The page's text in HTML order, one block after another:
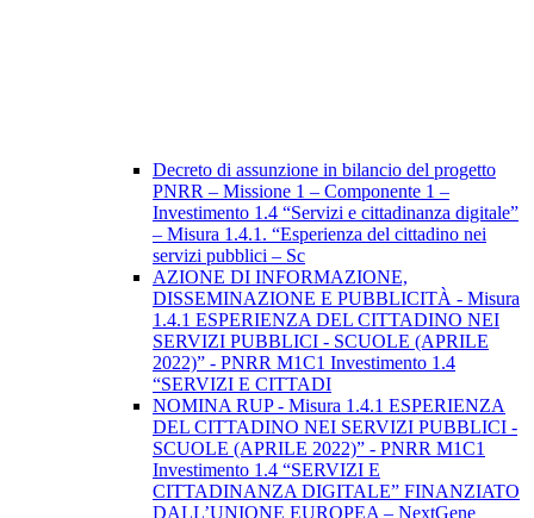
Decreto di assunzione in bilancio del progetto
PNRR – Missione 1 – Componente 1 –
Investimento 1.4 “Servizi e cittadinanza digitale”
– Misura 1.4.1. “Esperienza del cittadino nei
servizi pubblici – Sc
AZIONE DI INFORMAZIONE,
DISSEMINAZIONE E PUBBLICITÀ - Misura
1.4.1 ESPERIENZA DEL CITTADINO NEI
SERVIZI PUBBLICI - SCUOLE (APRILE
2022)” - PNRR M1C1 Investimento 1.4
“SERVIZI E CITTADI
NOMINA RUP - Misura 1.4.1 ESPERIENZA
DEL CITTADINO NEI SERVIZI PUBBLICI -
SCUOLE (APRILE 2022)” - PNRR M1C1
Investimento 1.4 “SERVIZI E
CITTADINANZA DIGITALE” FINANZIATO
DALL’UNIONE EUROPEA – NextGene